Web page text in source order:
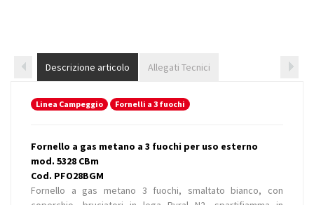
Descrizione articolo Allegati Tecnici
Linea Campeggio Fornelli a 3 fuochi
Fornello a gas metano a 3 fuochi per uso esterno
mod. 5328 CBm
Cod. PFO28BGM
Fornello a gas metano 3 fuochi, smaltato bianco, con